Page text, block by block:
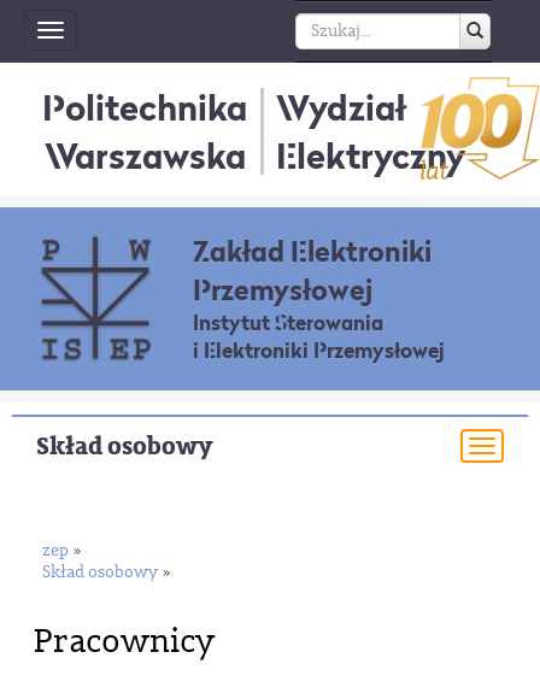
Toggle
navigation
Politechnika
Warszawska
Wydział
Elektryczny
Zakład Elektroniki
Przemysłowej
Instytut Sterowania
i Elektroniki Przemysłowej
Skład osobowy
zep »
Skład osobowy »
Pracownicy